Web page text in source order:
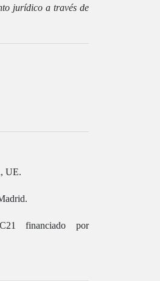
jurídico a través de
UE.
financiado por